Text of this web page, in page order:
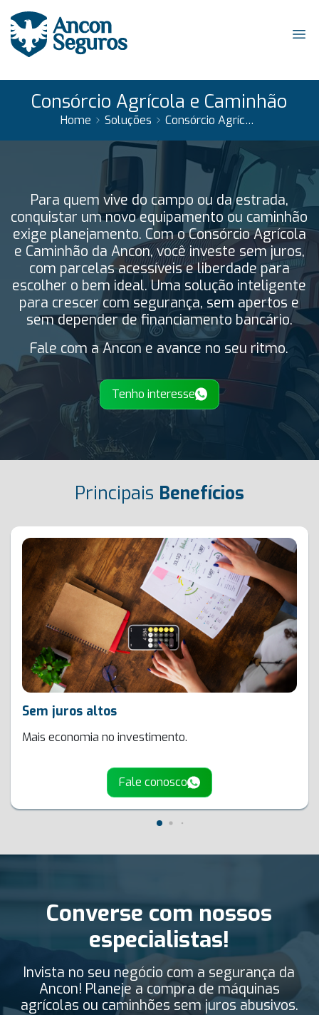
Consórcio Agrícola e Caminhão
Home Soluções Consórcio Agrícola e Caminhão
Para quem vive do campo ou da estrada,
conquistar um novo equipamento ou caminhão
exige planejamento. Com o Consórcio Agrícola
e Caminhão da Ancon, você investe sem juros,
com parcelas acessíveis e liberdade para
escolher o bem ideal. Uma solução inteligente
para crescer com segurança, sem apertos e
sem depender de financiamento bancário.
Fale com a Ancon e avance no seu ritmo.
Tenho interesse
Principais Benefícios
Sem juros altos
Mais economia no investimento.
Fale conosco
Converse com nossos
especialistas!
Invista no seu negócio com a segurança da
Ancon! Planeje a compra de máquinas
agrícolas ou caminhões sem juros abusivos.